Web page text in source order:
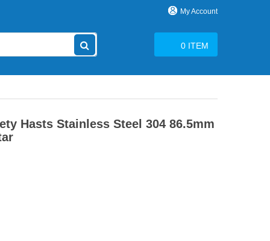
My Account
0 ITEM
Hasts Stainless Steel 304 86.5mm